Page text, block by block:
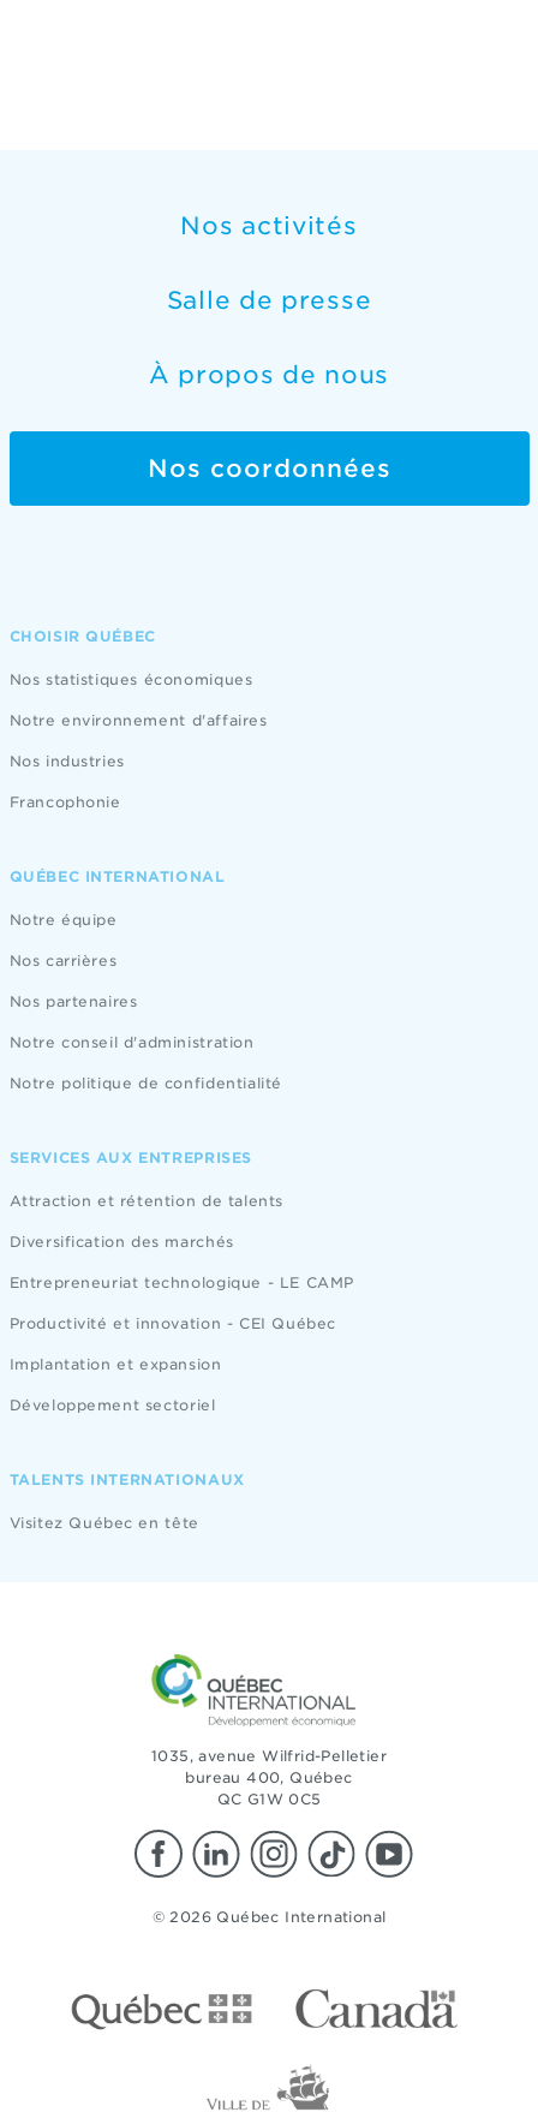
Nos activités
Salle de presse
À propos de nous
Nos coordonnées
CHOISIR QUÉBEC
Nos statistiques économiques
Notre environnement d'affaires
Nos industries
Francophonie
QUÉBEC INTERNATIONAL
Notre équipe
Nos carrières
Nos partenaires
Notre conseil d'administration
Notre politique de confidentialité
SERVICES AUX ENTREPRISES
Attraction et rétention de talents
Diversification des marchés
Entrepreneuriat technologique - LE CAMP
Productivité et innovation - CEI Québec
Implantation et expansion
Développement sectoriel
TALENTS INTERNATIONAUX
Visitez Québec en tête
1035, avenue Wilfrid-Pelletier
bureau 400, Québec
QC G1W 0C5
© 2026 Québec International